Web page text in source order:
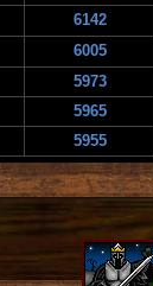
6142
6005
5973
5965
5955